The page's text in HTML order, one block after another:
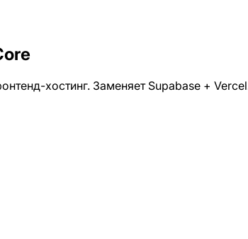
хостинг. Заменяет Supabase +